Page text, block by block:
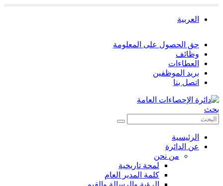
العربية
حق الحصول على المعلومة
وظائف
العطاءات
بريد الموظفين
اتصل بنا
بحث
الرئيسية
عن الدائرة
من نحن
لمحة تاريخية
كلمة المدير العام
الرؤية والرسالة والقيم